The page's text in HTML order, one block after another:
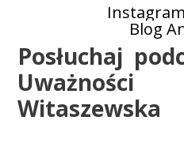
Blog
Posłuchaj
Witaszewska